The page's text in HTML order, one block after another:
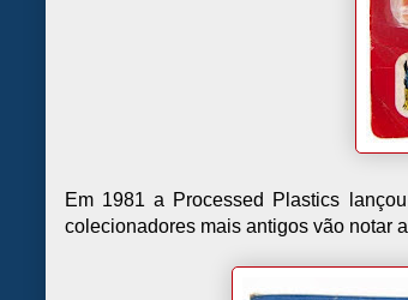
Em 1981 a Processed Plastics
colecionadores mais antigos vão notar